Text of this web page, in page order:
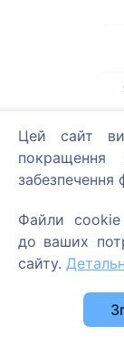
©
Цей сайт
забезпечення
Файли cookie
до ваших
сайту.